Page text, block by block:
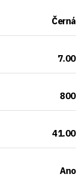
Černá
7.00
800
41.00
Ano